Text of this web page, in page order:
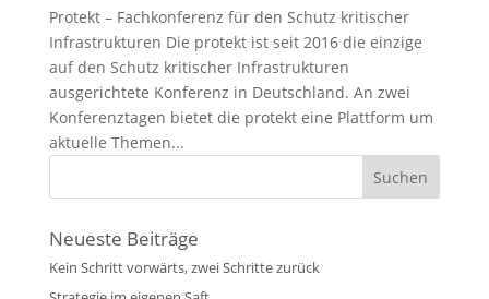
Protekt – Fachkonferenz für den Schutz kritischer
Infrastrukturen Die protekt ist seit 2016 die einzige
auf den Schutz kritischer Infrastrukturen
ausgerichtete Konferenz in Deutschland. An zwei
Konferenztagen bietet die protekt eine Plattform um
aktuelle Themen...
Neueste Beiträge
Kein Schritt vorwärts, zwei Schritte zurück